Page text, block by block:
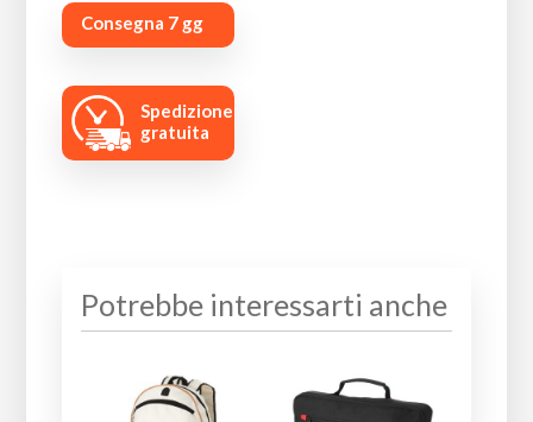
Consegna 7 gg
Spedizione
gratuita
Potrebbe interessarti anche